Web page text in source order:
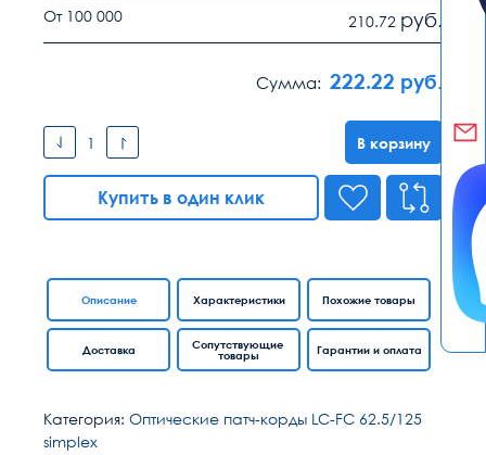
От 100 000 210.72 руб.
Сумма: 222.22 руб.
В корзину
Купить в один клик
Описание Характеристики
Доставка
Похожие товары
Сопутствующие
товары
Гарантии и оплата
Категория: Оптические патч-корды LC-FC 62.5/125
simplex